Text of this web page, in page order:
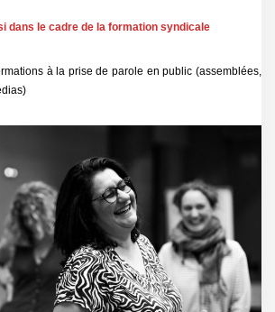
dans le cadre de la formation syndicale
à la prise de parole en public (assemblées,